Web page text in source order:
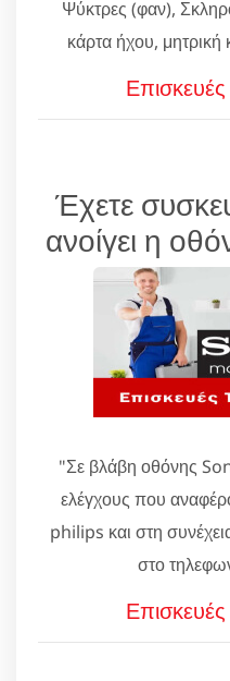
Ψύκτρες (φαν),
κάρτα ήχου,
Έχετε
ανοίγει η
"Σε βλάβη οθόνης
ελέγχους που
philips και στη
στο